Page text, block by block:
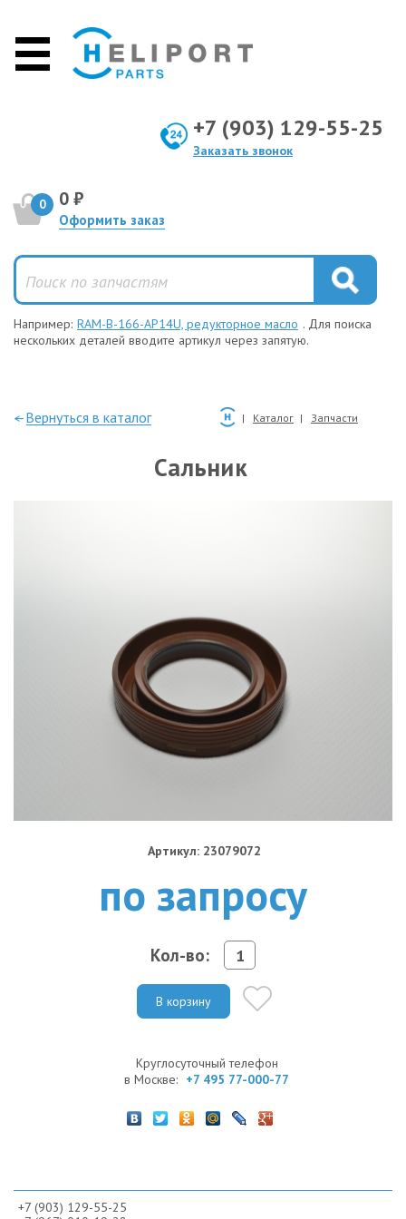
+7 (903) 129-55-25
Заказать звонок
0 0 ₽
Оформить заказ
Например: RAM-B-166-AP14U, редукторное масло . Для поиска
нескольких деталей вводите артикул через запятую.
—Вернуться в каталог Каталог Запчасти
Сальник
Артикул: 23079072
по запросу
Кол-во:
В корзину
Круглосуточный телефон
в Москве: +7 495 77-000-77
+7 (903) 129-55-25